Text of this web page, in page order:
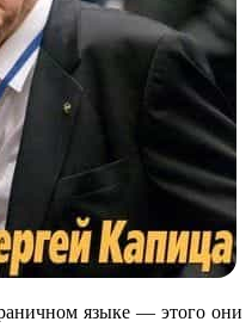
языке — этого они